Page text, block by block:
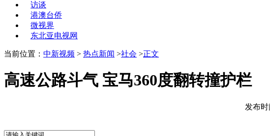
访谈
港澳台侨
微视界
东北亚电视网
当前位置： 中新视频 > 热点新闻 >社会 >正文
高速公路斗气 宝马360度翻转撞护栏
发布时